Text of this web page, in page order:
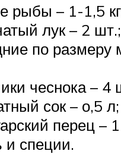
рыбы – 1-1,5
лук – 2 шт.;
по размеру
чеснока – 4
сок – о,5 л;
перец –
и специи.